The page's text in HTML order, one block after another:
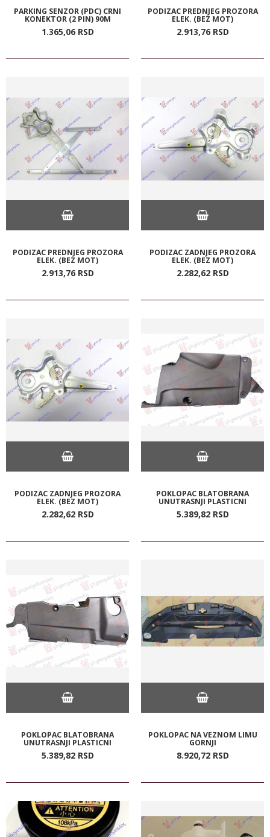
PARKING SENZOR (PDC) CRNI
KONEKTOR (2 PIN) 90M
1.365,06 RSD
PODIZAC PREDNJEG PROZORA
ELEK. (BEZ MOT)
2.913,76 RSD
PODIZAC PREDNJEG PROZORA
ELEK. (BEZ MOT)
2.913,76 RSD
PODIZAC ZADNJEG PROZORA
ELEK. (BEZ MOT)
2.282,62 RSD
PODIZAC ZADNJEG PROZORA
ELEK. (BEZ MOT)
2.282,62 RSD
POKLOPAC BLATOBRANA
UNUTRASNJI PLASTICNI
5.389,82 RSD
POKLOPAC BLATOBRANA
UNUTRASNJI PLASTICNI
5.389,82 RSD
POKLOPAC NA VEZNOM LIMU
GORNJI
8.920,72 RSD